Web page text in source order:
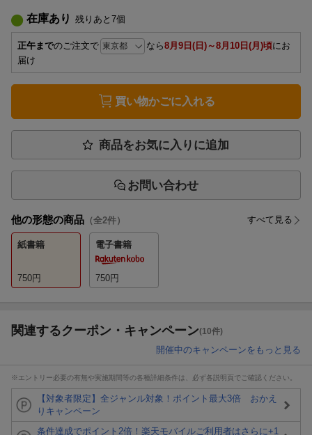
在庫あり 残りあと 7個
正午までのご注文で なら8月9日(日)～8月10日(月)頃にお
届け
買い物かごに入れる
商品をお気に入りに追加
お問い合わせ
他の形態の商品 （全2件） すべて見る
紙書籍
750円
電子書籍
750円
関連するクーポン・キャンペーン(10件)
開催中のキャンペーンをもっと見る
※エントリー必要の有無や実施期間等の各種詳細条件は、必ず各説明頁でご確認ください。
【対象者限定】全ジャンル対象！ポイント最大3倍 おかえ
りキャンペーン
条件達成でポイント2倍！楽天モバイルご利用者はさらに+1